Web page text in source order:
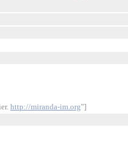
http://miranda-im.org"]